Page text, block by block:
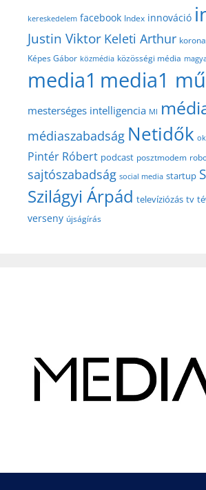
kereskedelem facebook Index innováció
Justin Viktor Keleti Arthur
Képes Gábor közmédia közösségi média
media1 media1
mesterséges intelligencia MI
médiaszabadság Netidők
Pintér Róbert podcast posztmodem
sajtószabadság social media startup
Szilágyi Árpád televíziózás tv
verseny újságírás